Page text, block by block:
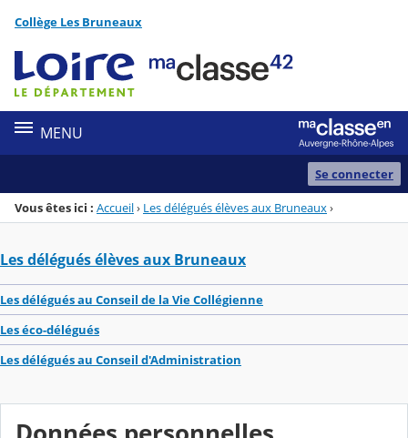
Menu de la rubrique
Contenu
Collège Les Bruneaux
MENU
Se connecter
Vous êtes ici : Accueil› Les délégués élèves aux Bruneaux›
Les délégués élèves aux Bruneaux
Les délégués au Conseil de la Vie Collégienne
Les éco-délégués
Les délégués au Conseil d'Administration